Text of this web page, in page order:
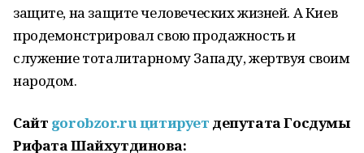
защите, на защите человеческих жизней. А Киев
продемонстрировал свою продажность и
служение тоталитарному Западу, жертвуя своим
народом.
Сайт gorobzor.ru цитирует депутата Госдумы
Рифата Шайхутдинова: